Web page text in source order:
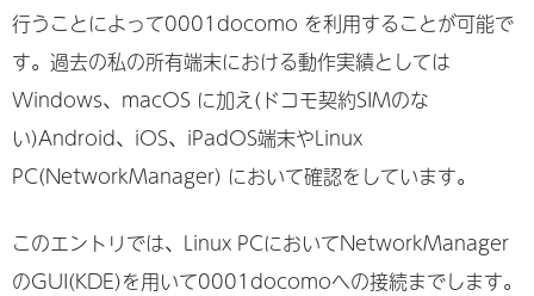
行うことによって0001docomo を利用することが可能で
す。過去の私の所有端末における動作実績としては
Windows、macOS に加え(ドコモ契約SIMのな
い)Android、iOS、iPadOS端末やLinux
PC(NetworkManager) において確認をしています。
このエントリでは、Linux PCにおいてNetworkManager
のGUI(KDE)を用いて0001docomoへの接続までします。